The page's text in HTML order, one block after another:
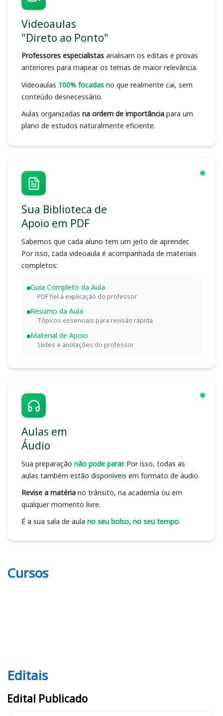
Videoaulas
"Direto ao Ponto"
Professores especialistas analisam os editais e provas
anteriores para mapear os temas de maior relevância.
Videoaulas 100% focadas no que realmente cai, sem
conteúdo desnecessário.
Aulas organizadas na ordem de importância para um
plano de estudos naturalmente eficiente.
Sua Biblioteca de
Apoio em PDF
Sabemos que cada aluno tem um jeito de aprender.
Por isso, cada videoaula é acompanhada de materiais
completos:
Guia Completo da Aula
PDF fiel à explicação do professor
Resumo da Aula
Tópicos essenciais para revisão rápida
Material de Apoio
Slides e anotações do professor
Aulas em
Áudio
Sua preparação não pode parar. Por isso, todas as
aulas também estão disponíveis em formato de áudio.
Revise a matéria no trânsito, na academia ou em
qualquer momento livre.
É a sua sala de aula no seu bolso, no seu tempo.
Cursos
Editais PPGG (DF)
Editais
Edital Publicado